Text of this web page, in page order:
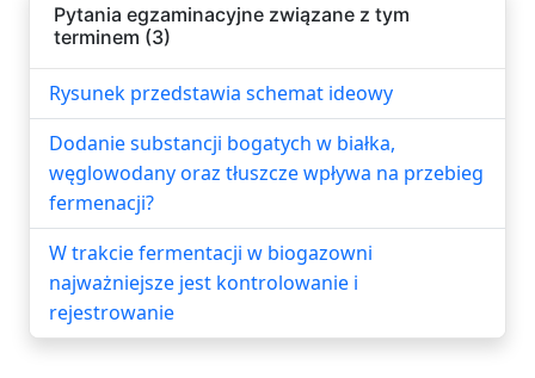
Pytania egzaminacyjne związane z tym
terminem (3)
Rysunek przedstawia schemat ideowy
Dodanie substancji bogatych w białka,
węglowodany oraz tłuszcze wpływa na przebieg
fermenacji?
W trakcie fermentacji w biogazowni
najważniejsze jest kontrolowanie i
rejestrowanie